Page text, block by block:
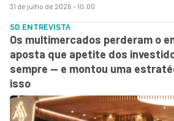
31 de julho de 2026 - 10:00
SD ENTREVISTA
Os multimercados perderam o
aposta que apetite dos
sempre — e montou uma
isso